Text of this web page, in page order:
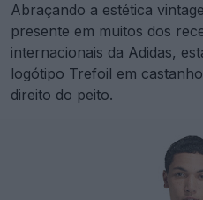
Abraçando a estética
presente em muitos dos
internacionais da Adidas,
logótipo Trefoil em
direito do peito.